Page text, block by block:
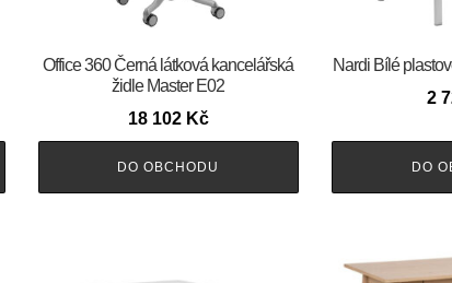
Office 360 Černá látková kancelářská
židle Master E02
18 102 Kč
DO OBCHODU
Nardi Bílé
2
DO